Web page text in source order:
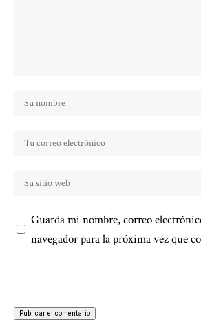
Guarda mi nombre, correo
navegador para la próxima vez que